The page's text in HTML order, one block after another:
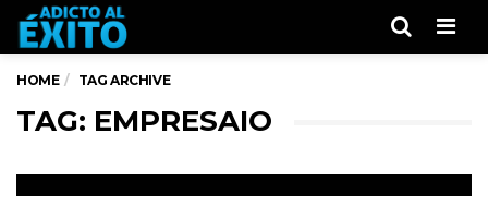
HOME TAG ARCHIVE
TAG: EMPRESAIO